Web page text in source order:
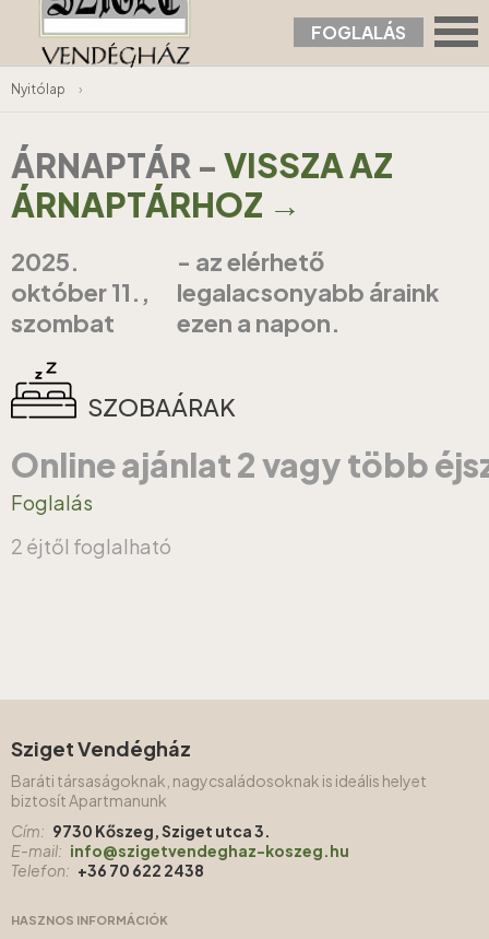
FOGLALÁS
Nyitólap ›
ÁRNAPTÁR - VISSZA AZ
ÁRNAPTÁRHOZ →
2025.
október 11.,
szombat
- az elérhető
legalacsonyabb áraink
ezen a napon.
SZOBAÁRAK
Online ajánlat 2 vagy több
Foglalás
2 éjtől foglalható
Sziget Vendégház
Baráti társaságoknak, nagycsaládosoknak is ideális helyet
biztosít Apartmanunk
Cím: 9730 Kőszeg, Sziget utca 3.
E-mail: info@szigetvendeghaz-koszeg.hu
Telefon: +36 70 622 2438
HASZNOS INFORMÁCIÓK